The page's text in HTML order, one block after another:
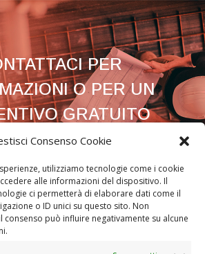
Consenso Cookie
utilizziamo tecnologie come i cookie
alle informazioni del dispositivo. Il
ci permetterà di elaborare dati come il
o ID unici su questo sito. Non
può influire negativamente su alcune
PER
O PER UN
GRATUITO
CONTATTI